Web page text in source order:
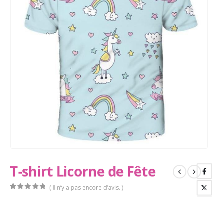
T-shirt Licorne de Fête
( Il n’y a pas encore d’avis. )